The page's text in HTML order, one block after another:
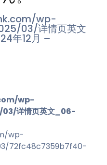
wp-
03/详情页英文
年12月 –
wp-
详情页英文_06-
wp-
72fc48c7359b7f40-